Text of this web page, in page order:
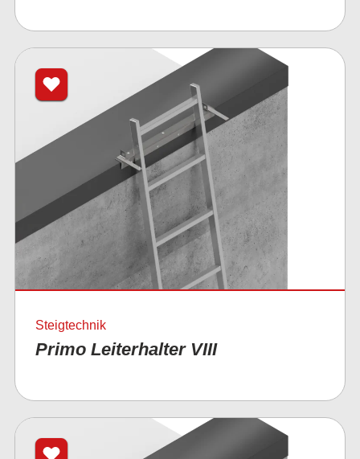
Steigtechnik
Primo Leiterhalter VIII